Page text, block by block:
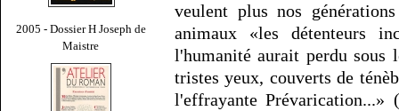
2005 - Dossier H Joseph de
Maistre
veulent plus nos
animaux «les détenteurs
l'humanité aurait perdu sous
tristes yeux, couverts de
l'effrayante